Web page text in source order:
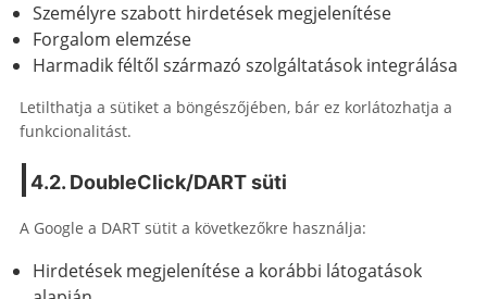
Személyre szabott hirdetések megjelenítése
Forgalom elemzése
Harmadik féltől származó szolgáltatások integrálása
Letilthatja a sütiket a böngészőjében, bár ez korlátozhatja a
funkcionalitást.
4.2. DoubleClick/DART süti
A Google a DART sütit a következőkre használja:
Hirdetések megjelenítése a korábbi látogatások